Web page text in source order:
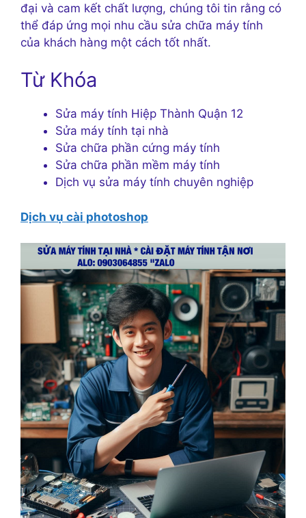
đại và cam kết chất lượng, chúng tôi tin rằng có
thể đáp ứng mọi nhu cầu sửa chữa máy tính
của khách hàng một cách tốt nhất.
Từ Khóa
Sửa máy tính Hiệp Thành Quận 12
Sửa máy tính tại nhà
Sửa chữa phần cứng máy tính
Sửa chữa phần mềm máy tính
Dịch vụ sửa máy tính chuyên nghiệp
Dịch vụ cài photoshop